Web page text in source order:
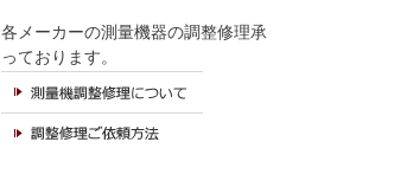
各メーカーの測量機器の調整修理承
っております。